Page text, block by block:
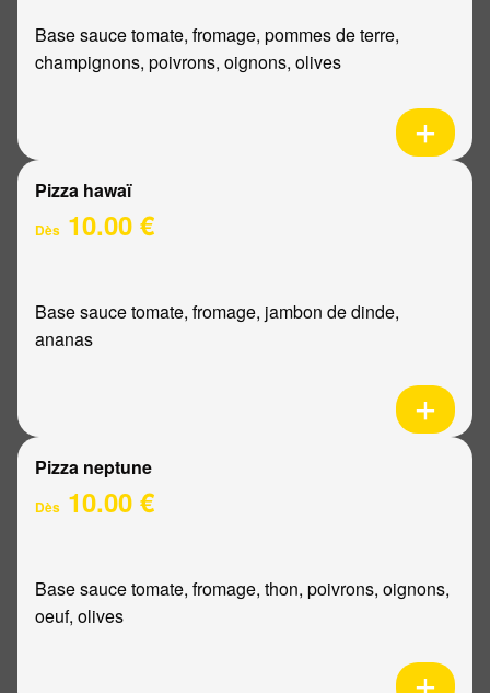
Base sauce tomate, fromage, pommes de terre,
champignons, poivrons, oignons, olives
Pizza hawaï
Dès 10.00 €
Base sauce tomate, fromage, jambon de dinde,
ananas
Pizza neptune
Dès 10.00 €
Base sauce tomate, fromage, thon, poivrons, oignons,
oeuf, olives